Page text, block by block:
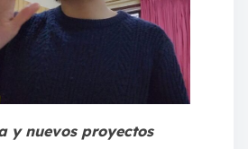
y nuevos proyectos